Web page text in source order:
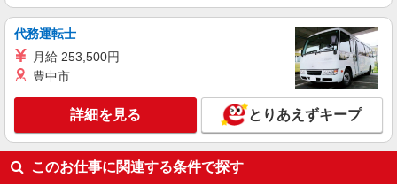
大空と大地のなーさりぃ扇大橋園
時給1,550円〜1,800円 ※下記手当により異な
る 平日早朝・夕方手当時給＋250円
東京都足立区江北1-9-14
キープ 詳細を見る
代務運転士
月給 253,500円
豊中市
詳細を見る とりあえずキープ
このお仕事に関連する条件で探す